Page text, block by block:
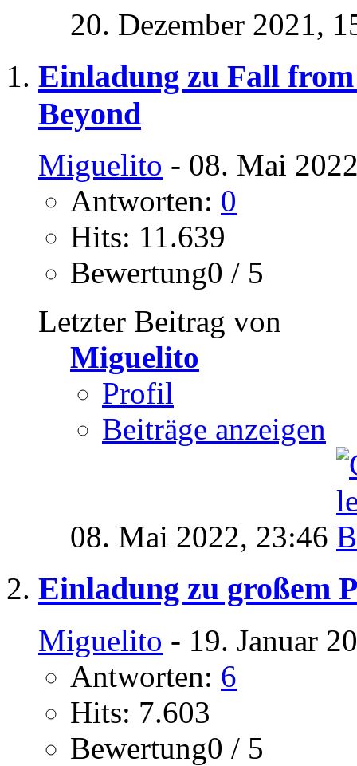
20. Dezember 2021,
Einladung zu Fall
Beyond
Miguelito - 08. Mai
Antworten: 0
Hits: 11.639
Bewertung0 / 5
Letzter Beitrag von
Miguelito
Profil
Beiträge anzeigen
08. Mai 2022, 23:46
Einladung zu großem
Miguelito - 19. Januar
Antworten: 6
Hits: 7.603
Bewertung0 / 5